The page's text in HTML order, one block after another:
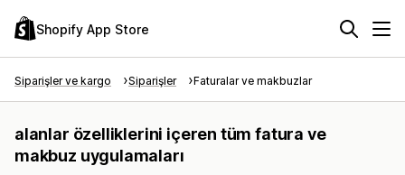
Shopify App Store
Siparişler ve kargo Siparişler Faturalar ve makbuzlar
alanlar özelliklerini içeren tüm fatura ve
makbuz uygulamaları